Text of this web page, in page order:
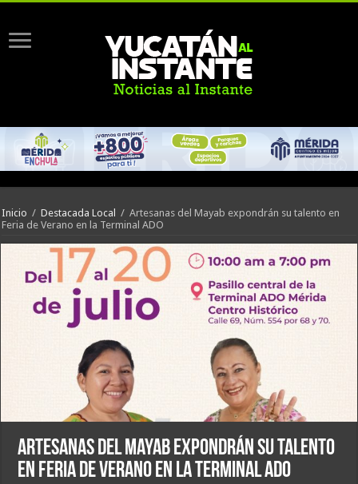
Inicio / Destacada Local / Artesanas del Mayab expondrán su talento en
Feria de Verano en la Terminal ADO
Artesanas del Mayab expondrán su talento
en Feria de Verano en la Terminal ADO